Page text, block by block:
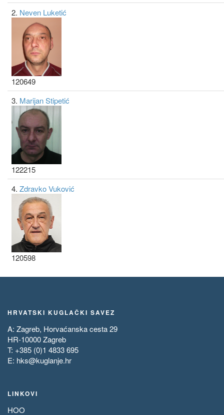
2. Neven Luketić
120649
3. Marijan Stipetić
122215
4. Zdravko Vuković
120598
HRVATSKI KUGLAČKI SAVEZ
A: Zagreb, Horvaćanska cesta 29
HR-10000 Zagreb
T: +385 (0)1 4833 695
E: hks@kuglanje.hr
LINKOVI
HOO